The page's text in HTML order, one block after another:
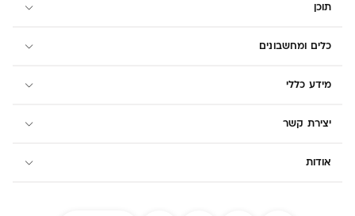
תוכן
כלים ומחשבונים
מידע כללי
יצירת קשר
אודות